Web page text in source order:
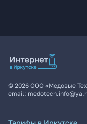
© 2026 ООО «Медовые
email: